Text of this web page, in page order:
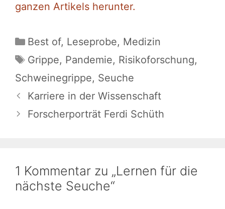
ganzen Artikels herunter.
Kategorien
Best of, Leseprobe, Medizin
Schlagwörter
Grippe, Pandemie, Risikoforschung,
Schweinegrippe, Seuche
Karriere in der Wissenschaft
Forscherporträt Ferdi Schüth
1 Kommentar zu „Lernen für die
nächste Seuche“